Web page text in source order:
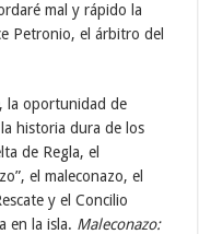
mal y rápido la
Petronio, el árbitro del
, la oportunidad de
historia dura de los
de Regla, el
el maleconazo, el
y el Concilio
en la isla. Maleconazo: